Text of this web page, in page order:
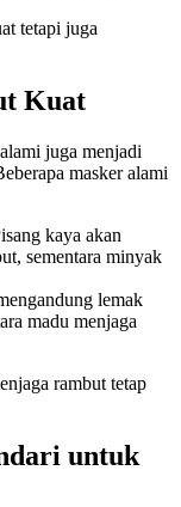
tetapi juga
Kuat
juga menjadi
masker alami
kaya akan
sementara minyak
lemak
madu menjaga
rambut tetap
untuk